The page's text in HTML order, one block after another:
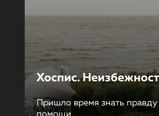
Хоспис.
Пришло время знать
помощи